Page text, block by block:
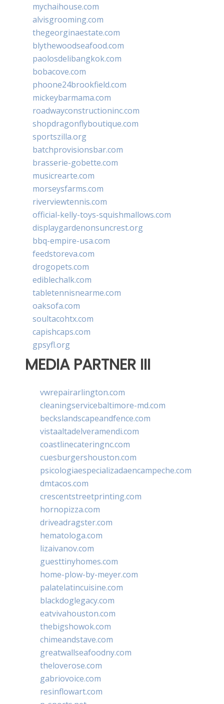
mychaihouse.com
alvisgrooming.com
thegeorginaestate.com
blythewoodseafood.com
paolosdelibangkok.com
bobacove.com
phoone24brookfield.com
mickeybarmama.com
roadwayconstructioninc.com
shopdragonflyboutique.com
sportszilla.org
batchprovisionsbar.com
brasserie-gobette.com
musicrearte.com
morseysfarms.com
riverviewtennis.com
official-kelly-toys-squishmallows.com
displaygardenonsuncrest.org
bbq-empire-usa.com
feedstoreva.com
drogopets.com
ediblechalk.com
tabletennisnearme.com
oaksofa.com
soultacohtx.com
capishcaps.com
gpsyfl.org
MEDIA PARTNER III
vwrepairarlington.com
cleaningservicebaltimore-md.com
beckslandscapeandfence.com
vistaaltadelveramendi.com
coastlinecateringnc.com
cuesburgershouston.com
psicologiaespecializadaencampeche.com
dmtacos.com
crescentstreetprinting.com
hornopizza.com
driveadragster.com
hematologa.com
lizaivanov.com
guesttinyhomes.com
home-plow-by-meyer.com
palatelatincuisine.com
blackdoglegacy.com
eatvivahouston.com
thebigshowok.com
chimeandstave.com
greatwallseafoodny.com
theloverose.com
gabriovoice.com
resinflowart.com